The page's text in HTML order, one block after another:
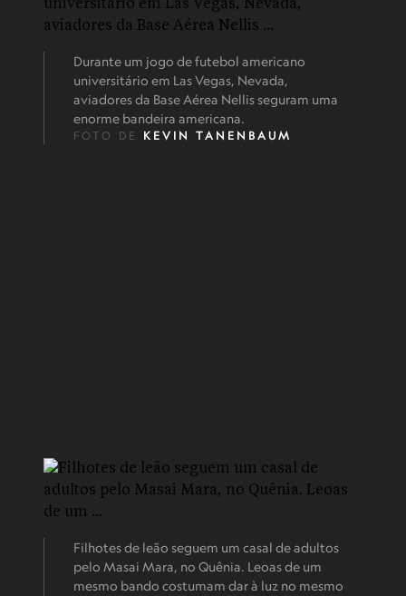
Durante um jogo de futebol americano
universitário em Las Vegas, Nevada,
aviadores da Base Aérea Nellis seguram uma
enorme bandeira americana.
FOTO DE KEVIN TANENBAUM
Filhotes de leão seguem um casal de adultos
pelo Masai Mara, no Quênia. Leoas de um
mesmo bando costumam dar à luz no mesmo